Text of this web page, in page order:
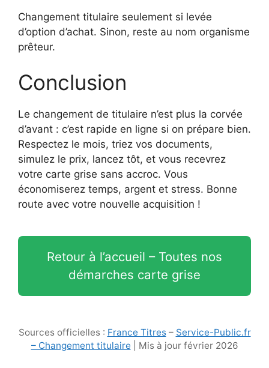
Changement titulaire seulement si levée
d’option d’achat. Sinon, reste au nom organisme
prêteur.
Conclusion
Le changement de titulaire n’est plus la corvée
d’avant : c’est rapide en ligne si on prépare bien.
Respectez le mois, triez vos documents,
simulez le prix, lancez tôt, et vous recevrez
votre carte grise sans accroc. Vous
économiserez temps, argent et stress. Bonne
route avec votre nouvelle acquisition !
Retour à l’accueil – Toutes nos
démarches carte grise
Sources officielles : France Titres– Service-Public.fr
– Changement titulaire | Mis à jour février 2026